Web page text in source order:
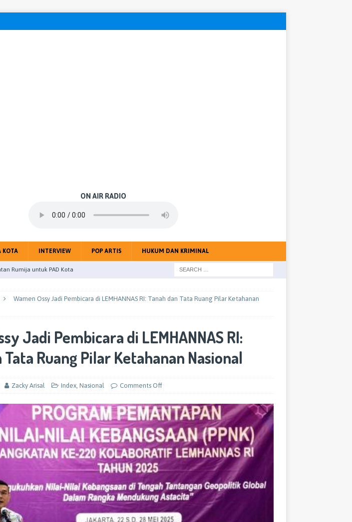
ON AIR RADIO
KOTA INTERVIEW POP ARTIS HUKUM DAN KRIMINAL
Jawaban BupatiTerhadap
Public NASIONAL
Source Pastikan Penanganan
Rumija untuk PAD Kota
Wamen Ossy Jadi Pembicara di LEMHANNAS RI: Tanah dan Tata Ruang Pilar Ketahanan
Jadi Pembicara di LEMHANNAS RI:
Tata Ruang Pilar Ketahanan Nasional
Zacky Arisal Index, Nasional Comments Off